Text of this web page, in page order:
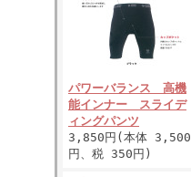
パワーバランス 高機
能インナー スライデ
ィングパンツ
3,850円(本体 3,500
円、税 350円)